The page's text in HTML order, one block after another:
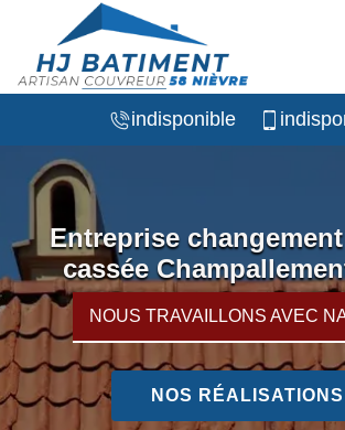
indisponible
Entreprise
cassée
NOUS TRAVAILLONS AVEC
NOS RÉALISATIONS